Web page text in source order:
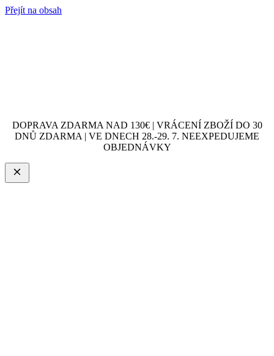
Přejít na obsah
DOPRAVA ZDARMA NAD 130€ | VRÁCENÍ ZBOŽÍ DO 30
DNŮ ZDARMA | VE DNECH 28.-29. 7. NEEXPEDUJEME
OBJEDNÁVKY